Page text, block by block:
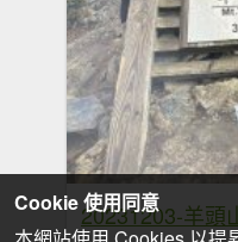
20231203-羊頭
Cookie 使用同意